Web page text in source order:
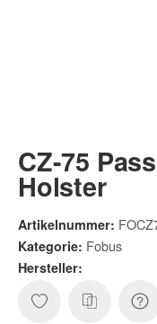
CZ-75
Holster
Artikelnummer:
Kategorie: Fobus
Hersteller: